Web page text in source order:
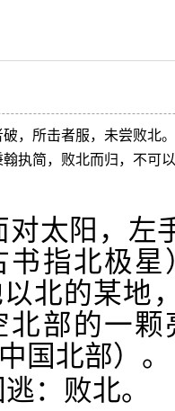
，所击者服，未尝败北。
执简，败北而归，不可
太阳，左
书指北极
以北的某地
北部的一
国北部）。
：败北。